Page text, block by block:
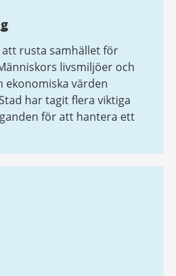
rusta samhället för
livsmiljöer och
ekonomiska värden
har tagit flera viktiga
för att hantera ett